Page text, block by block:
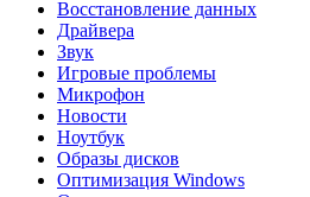
Восстановление данных
Драйвера
Звук
Игровые проблемы
Микрофон
Новости
Ноутбук
Образы дисков
Оптимизация Windows